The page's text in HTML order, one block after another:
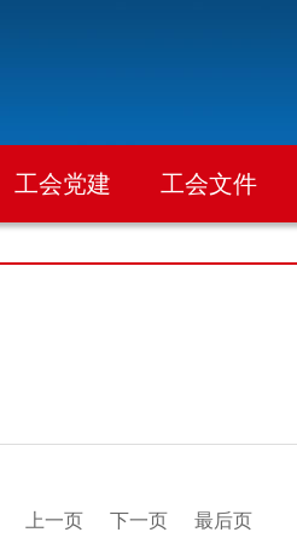
工会党建 工会文件
上一页 下一页 最后页